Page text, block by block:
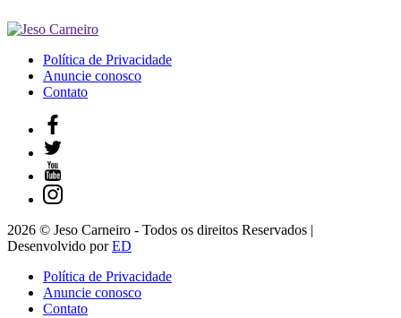
Política de Privacidade
Anuncie conosco
Contato
2026 © Jeso Carneiro - Todos os direitos Reservados |
Desenvolvido porED
Política de Privacidade
Anuncie conosco
Contato